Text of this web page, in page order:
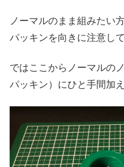
ノーマルのまま組みたい
パッキンを向きに注意し
ではここからノーマルの
パッキン）にひと手間加